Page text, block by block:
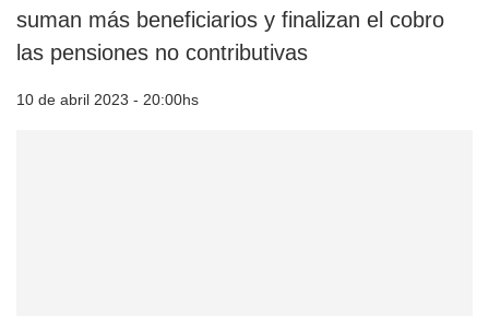
suman más beneficiarios y finalizan el cobro
las pensiones no contributivas
10 de abril 2023 - 20:00hs